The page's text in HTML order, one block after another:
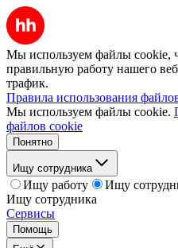
Мы используем файлы cookie,
правильную работу нашего
трафик.
Правила использования
Мы используем файлы cookie.
файлов cookie
Понятно
Ищу сотрудника
Ищу работу
Ищу
Ищу сотрудника
Сервисы
Помощь